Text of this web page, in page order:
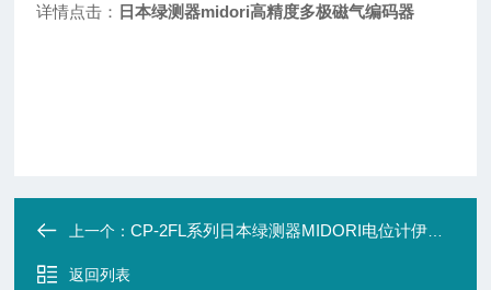
详情点击： 日本绿测器midori高精度多极磁气编码器
上一个：CP-2FL系列日本绿测器MIDORI电位计伊里德代理品牌
返回列表